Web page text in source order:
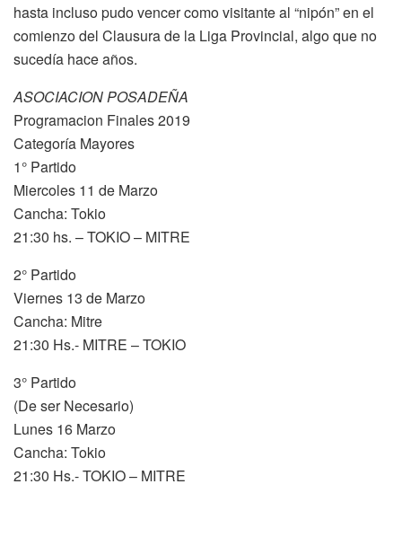
hasta incluso pudo vencer como visitante al “nipón” en el
comienzo del Clausura de la Liga Provincial, algo que no
sucedía hace años.
ASOCIACION POSADEÑA
Programacion Finales 2019
Categoría Mayores
1° Partido
Miercoles 11 de Marzo
Cancha: Tokio
21:30 hs. – TOKIO – MITRE
2° Partido
Viernes 13 de Marzo
Cancha: Mitre
21:30 Hs.- MITRE – TOKIO
3° Partido
(De ser Necesario)
Lunes 16 Marzo
Cancha: Tokio
21:30 Hs.- TOKIO – MITRE